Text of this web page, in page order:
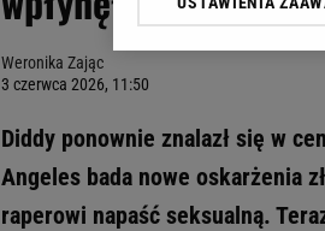
Weronika Zając
3 czerwca 2026, 11:50
Diddy ponownie znalazł się w
Angeles bada nowe oskarżenia
raperowi napaść seksualną.
Klikając „Akceptuję”
odnośnik „Ustawienia
My, nasi Zaufani
Użycie dokładnych
Przechowywanie